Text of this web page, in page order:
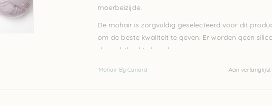
moerbeizijde.
De mohair is zorgvuldig geselecteerd voor dit
om de beste kwaliteit te geven. Er worden geen
de zachtheid te bereiken.
Dit topgaren wordt op veel manieren gebruikt.
Mohair By Canard Aan verlanglijst